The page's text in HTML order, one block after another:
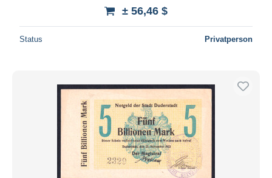
± 56,46 $
Status Privatperson